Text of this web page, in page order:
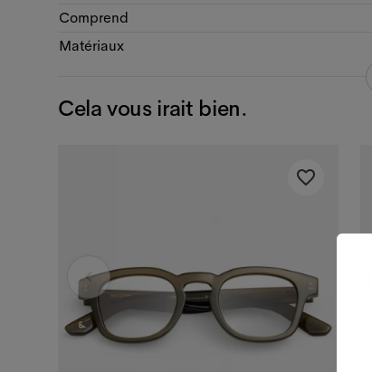
Comprend
Matériaux
Cela vous irait bien.